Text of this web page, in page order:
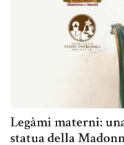
Legàmi materni:
statua della